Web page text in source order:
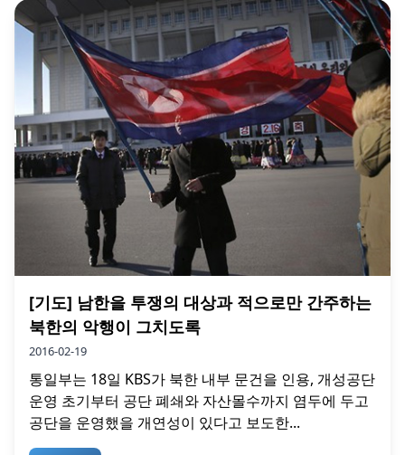
[기도] 남한을 투쟁의 대상과 적으로만 간주하는
북한의 악행이 그치도록
2016-02-19
통일부는 18일 KBS가 북한 내부 문건을 인용, 개성공단
운영 초기부터 공단 폐쇄와 자산몰수까지 염두에 두고
공단을 운영했을 개연성이 있다고 보도한...